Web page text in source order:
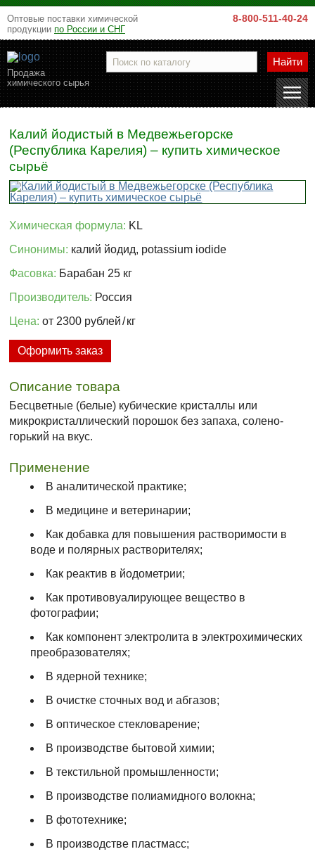
Оптовые поставки химической
продукции по России и СНГ
8-800-511-40-24
Продажа
химического сырья
Найти
Калий йодистый в Медвежьегорске
(Республика Карелия) – купить химическое
сырьё
Химическая формула: KL
Синонимы: калий йодид, potassium iodide
Фасовка: Барабан 25 кг
Производитель: Россия
Цена: от 2300 рублей /кг
Оформить заказ
Описание товара
Бесцветные (белые) кубические кристаллы или
микрокристаллический порошок без запаха, солено-
горький на вкус.
Применение
В аналитической практике;
В медицине и ветеринарии;
Как добавка для повышения растворимости в
воде и полярных растворителях;
Как реактив в йодометрии;
Как противовуалирующее вещество в
фотографии;
Как компонент электролита в электрохимических
преобразователях;
В ядерной технике;
В очистке сточных вод и абгазов;
В оптическое стекловарение;
В производстве бытовой химии;
В текстильной промышленности;
В производстве полиамидного волокна;
В фототехнике;
В производстве пластмасс;